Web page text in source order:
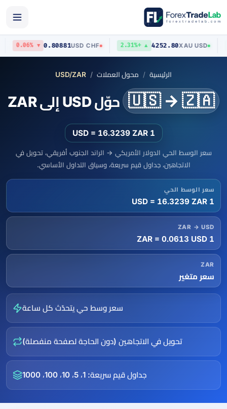
XAU/USD
4252.80
▲ +2.31%
USD/CHF
0.80881
▼ 0.06%
الرئيسية محول العملات USD/ZAR
🇺🇸 → 🇿🇦 حوّل USD إلى ZAR
1 USD = 16.3239 ZAR
سعر الوسط الحي الدولار الأمريكي → الراند الجنوب أفريقي، تحويل في
الاتجاهين، جداول قيم سريعة، وسياق التداول الأساسي.
سعر الوسط الحي
1 USD = 16.3239 ZAR
ZAR → USD
1 ZAR = 0.0613 USD
ZAR
سعر متغير
سعر وسط حي يتحدّث كل ساعة
تحويل في الاتجاهين (دون الحاجة لصفحة منفصلة)
جداول قيم سريعة: 1، 5، 10، 100، 1000